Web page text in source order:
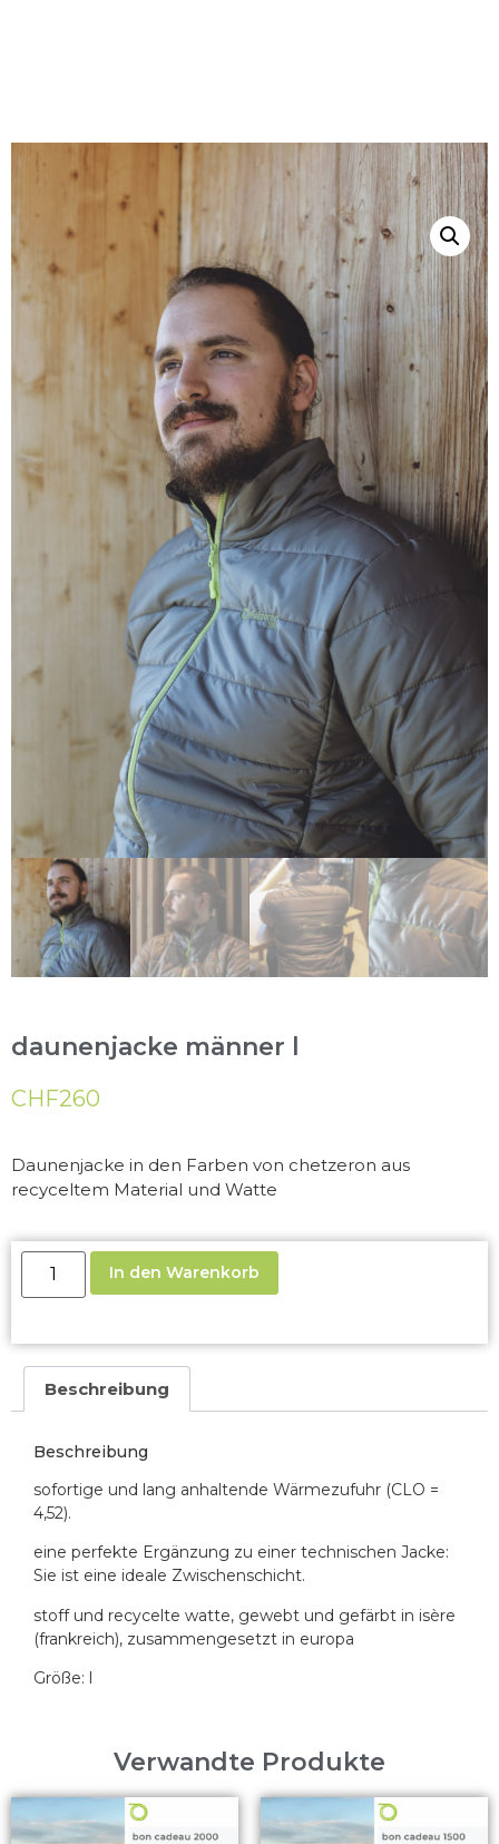
daunenjacke männer l
CHF260
Daunenjacke in den Farben von chetzeron aus
recyceltem Material und Watte
In den Warenkorb
Beschreibung
Beschreibung
sofortige und lang anhaltende Wärmezufuhr (CLO =
4,52).
eine perfekte Ergänzung zu einer technischen Jacke:
Sie ist eine ideale Zwischenschicht.
stoff und recycelte watte, gewebt und gefärbt in isère
(frankreich), zusammengesetzt in europa
Größe: l
Verwandte Produkte